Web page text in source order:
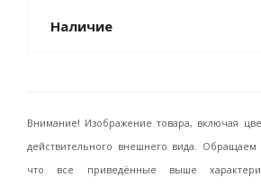
Наличие
Внимание! Изображение товара, включая
действительного внешнего вида.
что все приведённые выше